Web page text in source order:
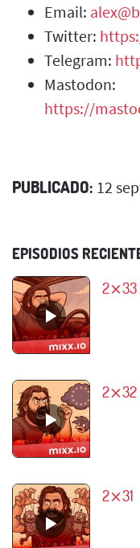
Email:
Twitter:
Telegram:
Mastodon:
https://
PUBLICADO: 12
EPISODIOS
2⨯33
2⨯32
2⨯31